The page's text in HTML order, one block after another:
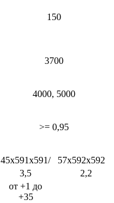
150
3700
4000, 5000
>= 0,95
45x591x591/
57х592х592
3,5
2,2
от +1 до
+35